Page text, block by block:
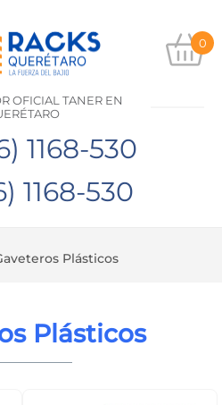
0
OFICIAL TANER EN
1168-530
1168-530
Plásticos
Plásticos